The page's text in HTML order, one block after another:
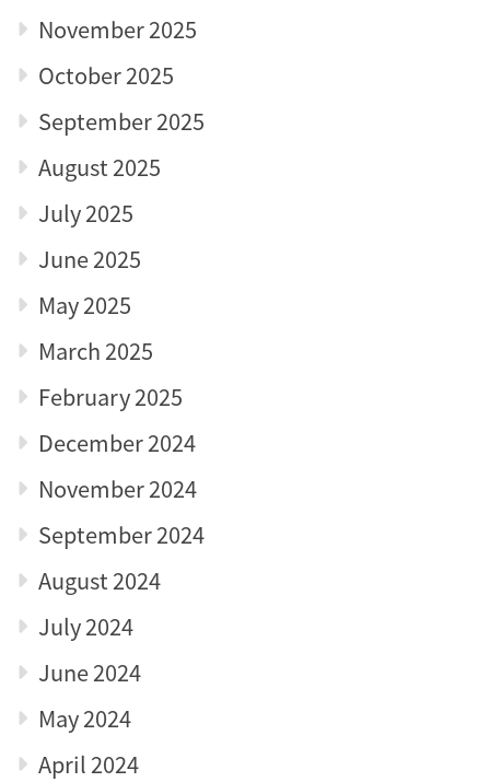
November 2025
October 2025
September 2025
August 2025
July 2025
June 2025
May 2025
March 2025
February 2025
December 2024
November 2024
September 2024
August 2024
July 2024
June 2024
May 2024
April 2024